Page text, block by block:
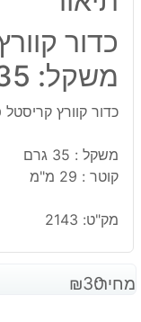
כדור
משקל: 35 גרם
כדור קוורץ קריסטל
משקל : 35 גרם
קוטר : 29 מ"מ
מק"ט: 2143
מחיר: ₪30